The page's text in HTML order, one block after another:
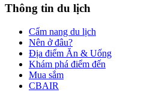
Thông tin du lịch
Cẩm nang du lịch
Nên ở đâu?
Địa điểm Ăn & Uống
Khám phá điểm đến
Mua sắm
CBAIR